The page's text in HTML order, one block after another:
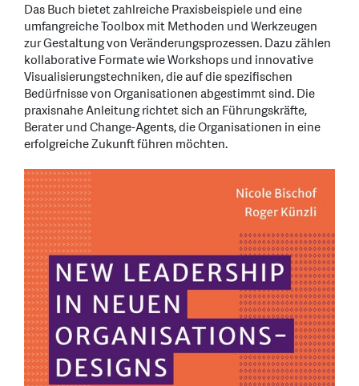
Das Buch bietet zahlreiche Praxisbeispiele und eine
umfangreiche Toolbox mit Methoden und Werkzeugen
zur Gestaltung von Veränderungsprozessen. Dazu zählen
kollaborative Formate wie Workshops und innovative
Visualisierungstechniken, die auf die spezifischen
Bedürfnisse von Organisationen abgestimmt sind. Die
praxisnahe Anleitung richtet sich an Führungskräfte,
Berater und Change-Agents, die Organisationen in eine
erfolgreiche Zukunft führen möchten.